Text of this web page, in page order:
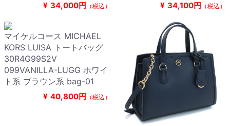
¥ 34,000円 （税込） ¥ 34,100円 （税込）
マイケルコース MICHAEL
KORS LUISA トートバッグ
30R4G99S2V
099VANILLA-LUGG ホワイ
ト系 ブラウン系 bag-01
¥ 40,800円 （税込）